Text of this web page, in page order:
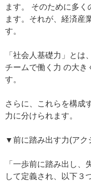
ます。 そのために多く
ます。それが、経済産
す。
「社会人基礎力」とは
チームで働く力 の大き
す。
さらに、これらを構成
力に分けられます。
▼前に踏み出す力(アク
「一歩前に踏み出し、
して定義され、以下３